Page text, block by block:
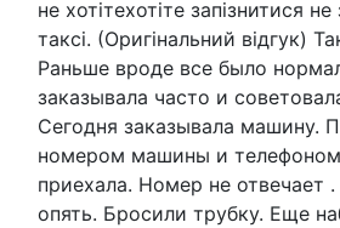
не хотітехотіте запізнитися
таксі. (Оригінальний відгук)
Раньше вроде все было
заказывала часто и
Сегодня заказывала машину.
номером машины и
приехала. Номер не отвечает
опять. Бросили трубку. Еще